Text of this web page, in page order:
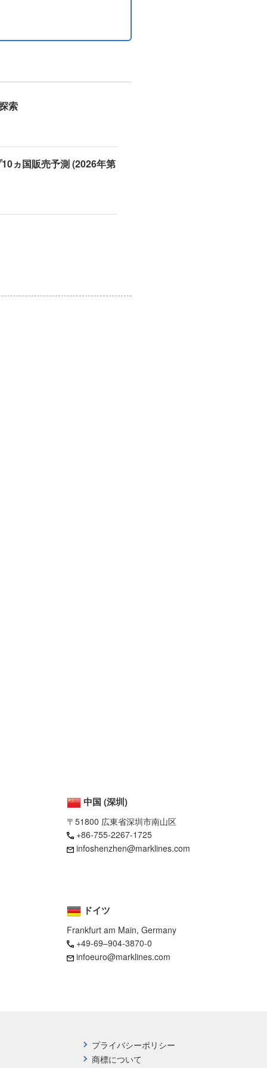
索
ヵ国販売予測 (2026年第
ドイツ
Frankfurt am Main, Germany
+49-69–904-3870-0
infoeuro@marklines.com
中国 (深圳)
〒51800 広東省深圳市南山区
+86-755-2267-1725
infoshenzhen@marklines.com
プライバシーポリシー
商標について